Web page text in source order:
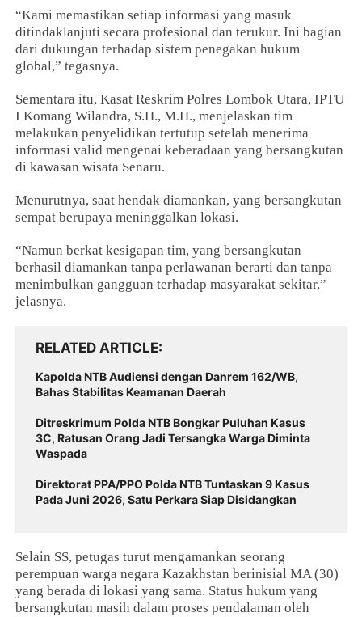
“Kami memastikan setiap informasi yang masuk
ditindaklanjuti secara profesional dan terukur. Ini bagian
dari dukungan terhadap sistem penegakan hukum
global,” tegasnya.
Sementara itu, Kasat Reskrim Polres Lombok Utara, IPTU
I Komang Wilandra, S.H., M.H., menjelaskan tim
melakukan penyelidikan tertutup setelah menerima
informasi valid mengenai keberadaan yang bersangkutan
di kawasan wisata Senaru.
Menurutnya, saat hendak diamankan, yang bersangkutan
sempat berupaya meninggalkan lokasi.
“Namun berkat kesigapan tim, yang bersangkutan
berhasil diamankan tanpa perlawanan berarti dan tanpa
menimbulkan gangguan terhadap masyarakat sekitar,”
jelasnya.
RELATED ARTICLE
‎Kapolda NTB Audiensi dengan Danrem 162/WB,
Bahas Stabilitas Keamanan Daerah
Ditreskrimum Polda NTB Bongkar Puluhan Kasus
3C, Ratusan Orang Jadi Tersangka Warga Diminta
Waspada
Direktorat PPA/PPO Polda NTB Tuntaskan 9 Kasus
Pada Juni 2026, Satu Perkara Siap Disidangkan ‎
Selain SS, petugas turut mengamankan seorang
perempuan warga negara Kazakhstan berinisial MA (30)
yang berada di lokasi yang sama. Status hukum yang
bersangkutan masih dalam proses pendalaman oleh